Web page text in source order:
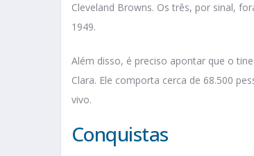
Cleveland Browns. Os três, por sinal,
1949.
Além disso, é preciso apontar que o
Clara. Ele comporta cerca de 68.500
vivo.
Conquistas